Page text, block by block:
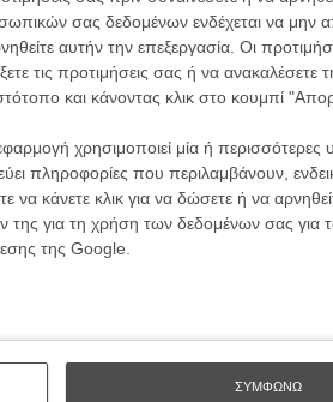
σας δεδομένων ενδέχεται να μην
αυτήν την επεξεργασία. Οι
τις προτιμήσεις σας ή να ανακαλέσετε
και κάνοντας κλικ στο κουμπί
χρησιμοποιεί μία ή περισσότερες
πληροφορίες που περιλαμβάνουν,
κάνετε κλικ για να δώσετε ή να
της για τη χρήση των δεδομένων σας
της Google.
ΣΥΜΦΩΝΩ
Εγγράψου